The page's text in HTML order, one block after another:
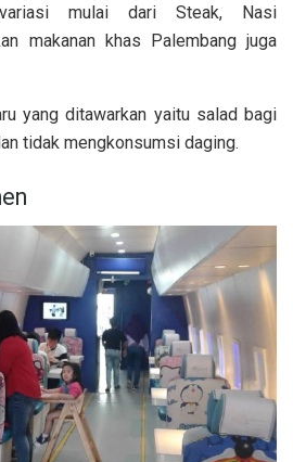
mulai dari Steak, Nasi
makanan khas Palembang juga
yang ditawarkan yaitu salad bagi
tidak mengkonsumsi daging.